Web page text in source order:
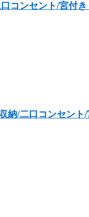
コンセント/宮付
納/二口コンセント